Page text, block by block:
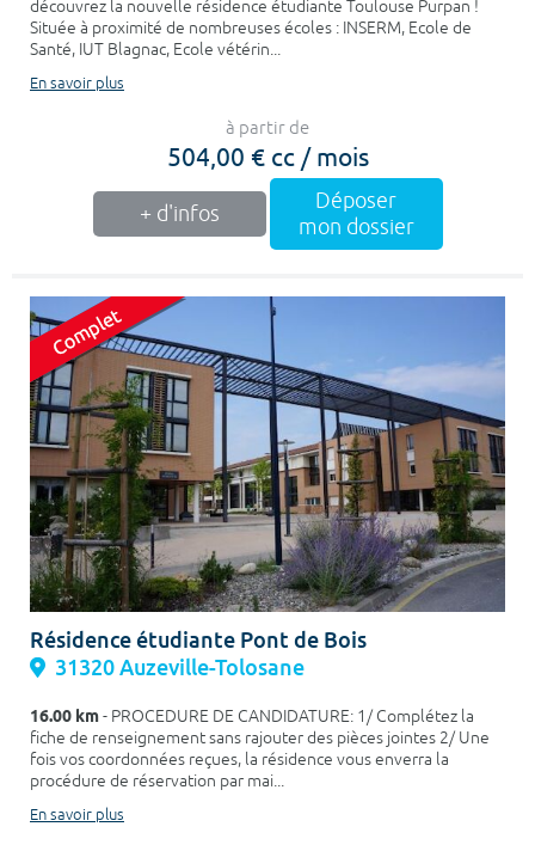
découvrez la nouvelle résidence étudiante Toulouse Purpan !
Située à proximité de nombreuses écoles : INSERM, Ecole de
Santé, IUT Blagnac, Ecole vétérin...
En savoir plus
à partir de
504,00 € cc / mois
+ d'infos
Déposer
mon dossier
Résidence étudiante Pont de Bois
31320 Auzeville-Tolosane
16.00 km- PROCEDURE DE CANDIDATURE: 1/ Complétez la
fiche de renseignement sans rajouter des pièces jointes 2/ Une
fois vos coordonnées reçues, la résidence vous enverra la
procédure de réservation par mai...
En savoir plus